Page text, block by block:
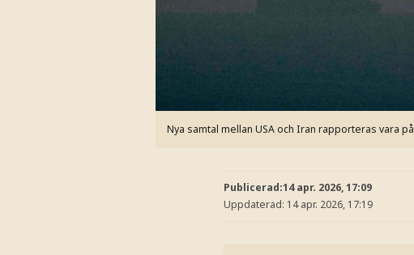
Nya samtal mellan USA och Iran rapporteras vara
Publicerad:14 apr. 2026, 17:09
Uppdaterad: 14 apr. 2026, 17:19